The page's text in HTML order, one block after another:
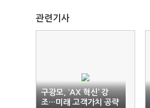
관련기사
구광모, ‘AX 혁신’ 강
조…미래 고객가치 공략